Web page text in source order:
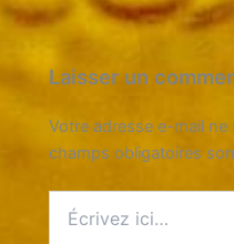
Laisser un
Votre adresse e-mail ne
champs obligatoires
ici…